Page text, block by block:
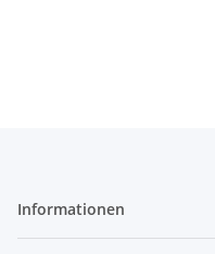
Informationen